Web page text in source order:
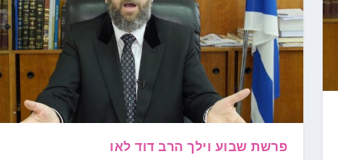
פרשת שבוע וילך הרב דוד לאו